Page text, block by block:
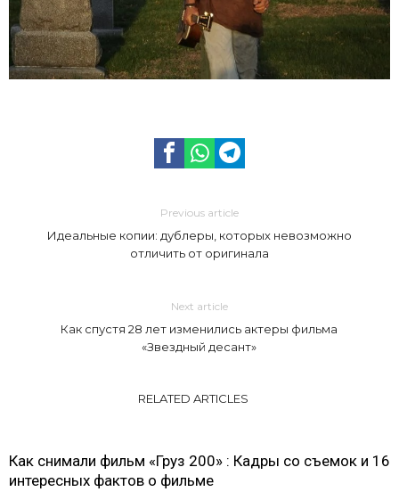
Previous article
Идеальные копии: дублеры, которых невозможно
отличить от оригинала
Next article
Как спустя 28 лет изменились актеры фильма
«Звездный десант»
RELATED ARTICLES
Как снимали фильм «Груз 200» : Кадры со съемок и 16
интересных фактов о фильме